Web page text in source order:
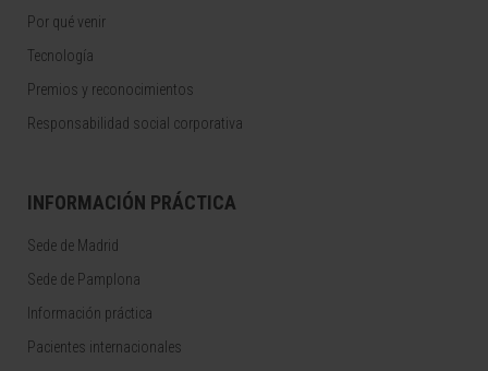
Por qué venir
Tecnología
Premios y reconocimientos
Responsabilidad social corporativa
INFORMACIÓN PRÁCTICA
Sede de Madrid
Sede de Pamplona
Información práctica
Pacientes internacionales